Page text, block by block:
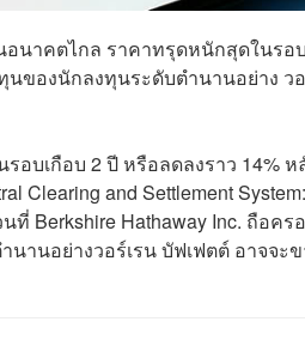
าคตไกล ราคาทรุดหนักสุดในรอ
นของนักลงทุนระดับตำนานอย่าง
อบเกือบ 2 ปี หรือลดลงราว 14%
and Settlement
Berkshire Hathaway Inc. ถือค
นานอย่างวอร์เรน บัฟเฟตต์ อาจจะ